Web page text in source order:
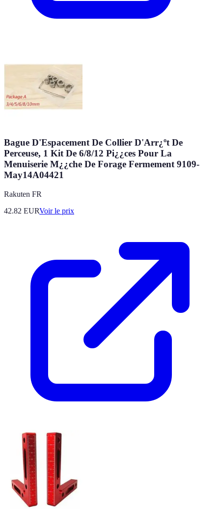
Bague D'Espacement De Collier D'Arr¿ºt De
Perceuse, 1 Kit De 6/8/12 Pi¿¿ces Pour La
Menuiserie M¿¿che De Forage Fermement 9109-
May14A04421
Rakuten FR
42.82 EURVoir le prix